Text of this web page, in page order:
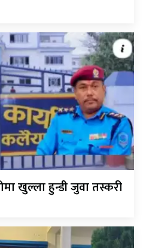
खुल्ला हुन्डी जुवा तस्करी